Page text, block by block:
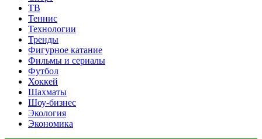
ТВ
Теннис
Технологии
Тренды
Фигурное катание
Фильмы и сериалы
Футбол
Хоккей
Шахматы
Шоу-бизнес
Экология
Экономика